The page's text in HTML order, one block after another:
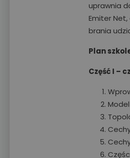
uprawnia
Emiter
brania
Plan
Część I –
Model